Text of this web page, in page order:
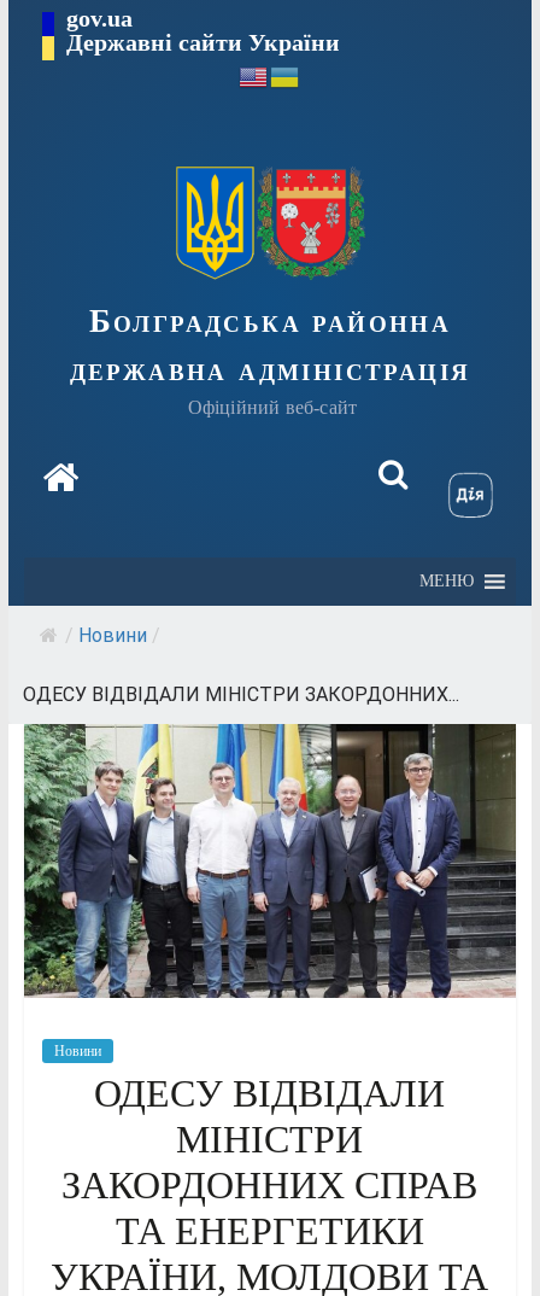
Перейтиgov.ua
Державні сайти України
Болградська районна
державна адміністрація
Офіційний веб-сайт
МЕНЮ
/ Новини /
ОДЕСУ ВІДВІДАЛИ МІНІСТРИ ЗАКОРДОННИХ...
Новини
ОДЕСУ ВІДВІДАЛИ
МІНІСТРИ
ЗАКОРДОННИХ СПРАВ
ТА ЕНЕРГЕТИКИ
УКРАЇНИ, МОЛДОВИ ТА